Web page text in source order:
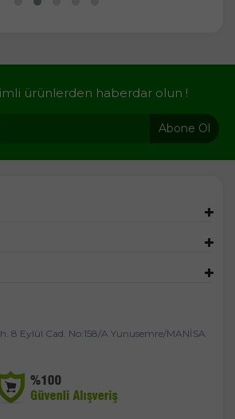
ürünlerden haberdar olun !
Abone Ol
8 Eylül Cad. No:158/A Yunusemre/MANİSA